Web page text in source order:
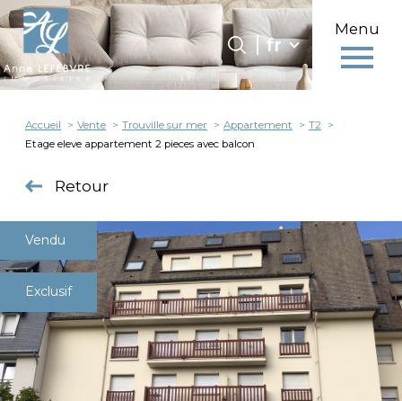
Menu
Langue
fr
Accueil 0 Langue
fr
Accueil Vente Trouville sur mer Appartement
T2
Etage eleve appartement 2 pieces avec balcon
Retour
Vendu
Exclusif